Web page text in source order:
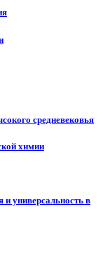
средневековья
химии
и универсальность в